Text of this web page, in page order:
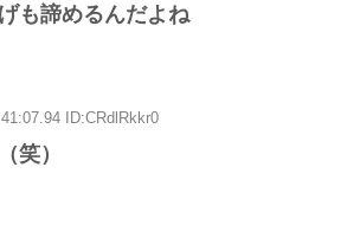
も諦めるんだよね
ID:CRdlRkkr0
笑）